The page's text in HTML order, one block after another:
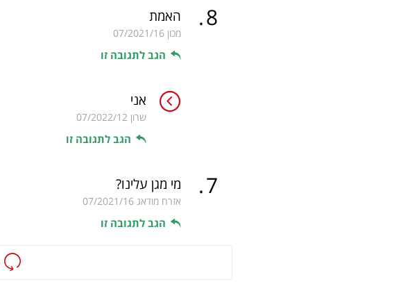
8
. האמת
מכון 07/2021/16
הגב לתגובה זו
אני
שרון 07/2022/12
הגב לתגובה זו
7
. מי מגן עלינו?
אזרח מודאג 07/2021/16
הגב לתגובה זו